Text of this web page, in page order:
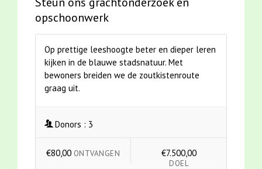
opschoonwerk
Op prettige leeshoogte beter en dieper leren
kijken in de blauwe stadsnatuur. Met
bewoners breiden we de zoutkistenroute
graag uit.
Donors : 3
€80,00 ONTVANGEN €7.500,00
DOEL